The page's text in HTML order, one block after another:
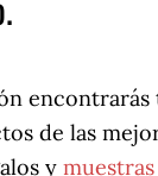
de las
y